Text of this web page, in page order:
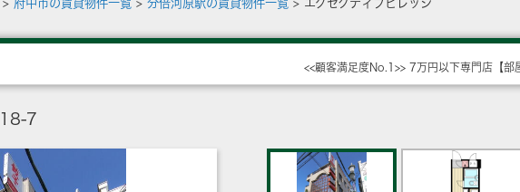
> 府中市の賃貸物件一覧 > 分倍河原駅の賃貸物件一覧 > エグゼクティブビレッジ
<<顧客満足度No.1>> 7万円以下専門店【部
7